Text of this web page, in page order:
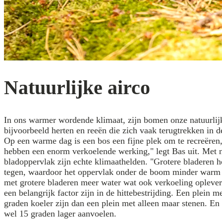
Natuurlijke airco
In ons warmer wordende klimaat, zijn bomen onze
bijvoorbeeld herten en reeën die zich vaak terugtrekken in
Op een warme dag is een bos een fijne plek om te
hebben een enorm verkoelende werking," legt Bas uit. Met
bladoppervlak zijn echte klimaathelden. "Grotere bladeren
tegen, waardoor het oppervlak onder de boom minder
met grotere bladeren meer water wat ook verkoeling
een belangrijk factor zijn in de hittebestrijding. Een plein
graden koeler zijn dan een plein met alleen maar stenen.
wel 15 graden lager aanvoelen.